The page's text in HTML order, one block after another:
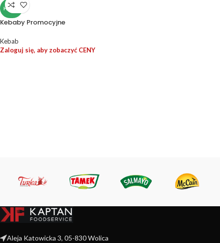
HALAL
Kebaby Promocyjne
Kebab
Zaloguj się, aby zobaczyć CENY
Aleja Katowicka 3, 05-830 Wolica